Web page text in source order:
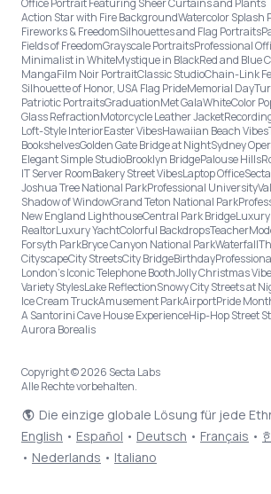
Office Portrait Featuring Sheer Curtains and Plants
Action Star with Fire BackgroundWatercolor Splash
Fireworks & FreedomSilhouettes and Flag Portraits
Fields of FreedomGrayscale PortraitsProfessional
Minimalist in WhiteMystique in BlackRed and Blue
MangaFilm Noir PortraitClassic StudioChain-Link
Silhouette of Honor, USA Flag PrideMemorial Day
Patriotic PortraitsGraduationMet GalaWhiteColor
Glass RefractionMotorcycle Leather Jacket
Loft-Style InteriorEaster VibesHawaiian Beach Vibes
BookshelvesGolden Gate Bridge at NightSydney
Elegant Simple StudioBrooklyn BridgePalouse Hills
IT Server RoomBakery Street VibesLaptop Office
Joshua Tree National ParkProfessional University
Shadow of WindowGrand Teton National Park
New England LighthouseCentral Park Bridge
RealtorLuxury YachtColorful BackdropsTeacher
Forsyth ParkBryce Canyon National ParkWaterfall
CityscapeCity StreetsCity BridgeBirthday
London’s Iconic Telephone BoothJolly Christmas
Variety StylesLake ReflectionSnowy City Streets at
Ice Cream TruckAmusement ParkAirportPride
A Santorini Cave House ExperienceHip-Hop Street
Aurora Borealis
Copyright © 2026 Secta Labs
Alle Rechte vorbehalten.
Die einzige globale Lösung für jede
English • Español • Deutsch • Français •
• Nederlands • Italiano